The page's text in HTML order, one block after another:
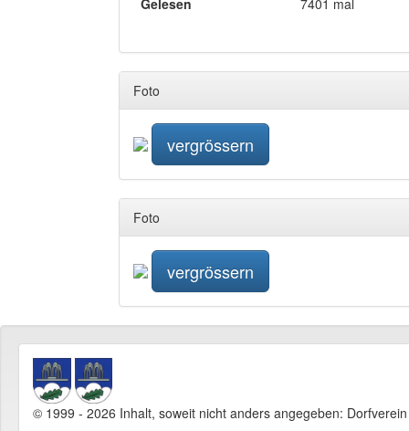
Gelesen
7401 mal
Foto
vergrössern
Foto
vergrössern
© 1999 - 2026 Inhalt, soweit nicht anders angegeben: